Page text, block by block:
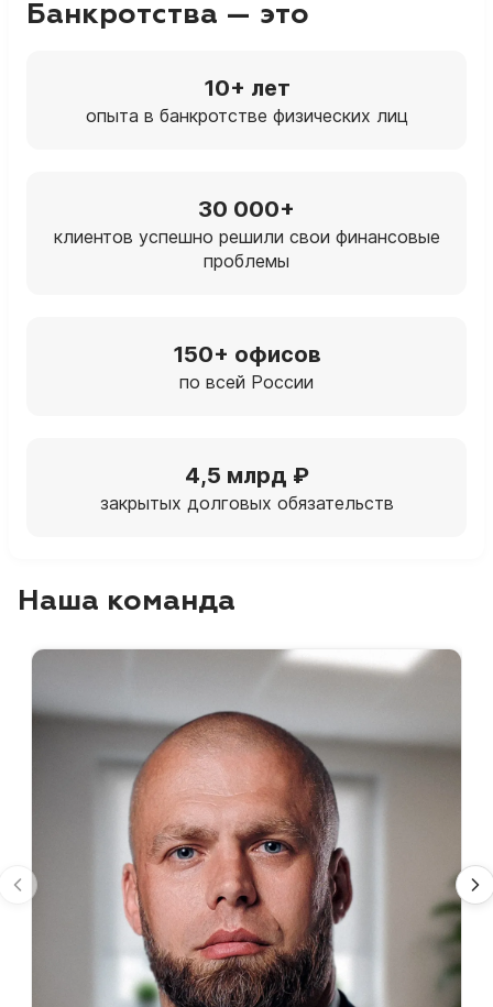
Банкротства — это
10+ лет
опыта в банкротстве физических лиц
30 000+
клиентов успешно решили свои финансовые
проблемы
150+ офисов
по всей России
4,5 млрд ₽
закрытых долговых обязательств
Наша команда